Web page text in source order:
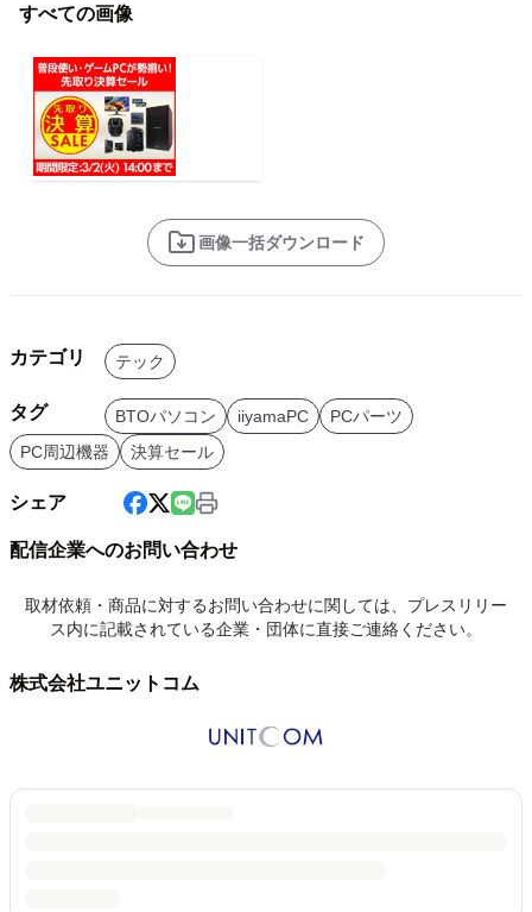
すべての画像
画像一括ダウンロード
カテゴリ テック
タグ BTOパソコン iiyamaPC
PCパーツ
PC周辺機器
決算セール
シェア
配信企業へのお問い合わせ
取材依頼・商品に対するお問い合わせに関しては、プレスリリー
ス内に記載されている企業・団体に直接ご連絡ください。
株式会社ユニットコム